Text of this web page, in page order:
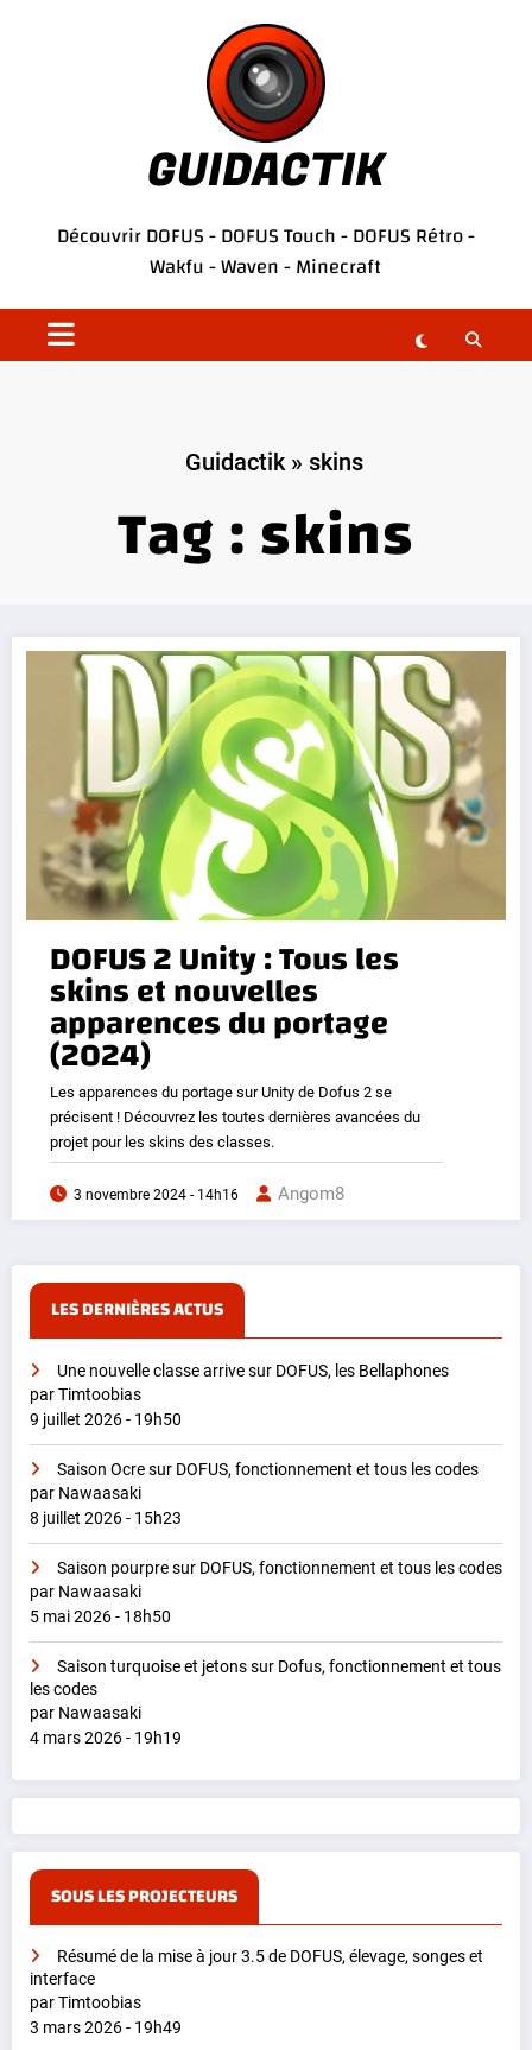
GUIDACTIK
DécouvrirDOFUS-DOFUS Touch-DOFUS Rétro-
Wakfu-Waven-Minecraft
Guidactik» skins
Tag : skins
DOFUS 2 Unity : Tous les
skins et nouvelles
apparences du portage
(2024)
Les apparences du portage sur Unity de Dofus 2 se
précisent ! Découvrez les toutes dernières avancées du
projet pour les skins des classes.
3 novembre 2024 - 14h16 Angom8
LES DERNIÈRES ACTUS
Une nouvelle classe arrive sur DOFUS, les Bellaphones
par Timtoobias
9 juillet 2026 - 19h50
Saison Ocre sur DOFUS, fonctionnement et tous les codes
par Nawaasaki
8 juillet 2026 - 15h23
Saison pourpre sur DOFUS, fonctionnement et tous les codes
par Nawaasaki
5 mai 2026 - 18h50
Saison turquoise et jetons sur Dofus, fonctionnement et tous
les codes
par Nawaasaki
4 mars 2026 - 19h19
SOUS LES PROJECTEURS
Résumé de la mise à jour 3.5 de DOFUS, élevage, songes et
interface
par Timtoobias
3 mars 2026 - 19h49